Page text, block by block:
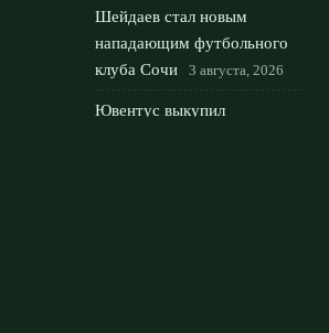
Шейдаев стал новым
нападающим футбольного
клуба Сочи
3 августа, 2026
Ювентус выкупил